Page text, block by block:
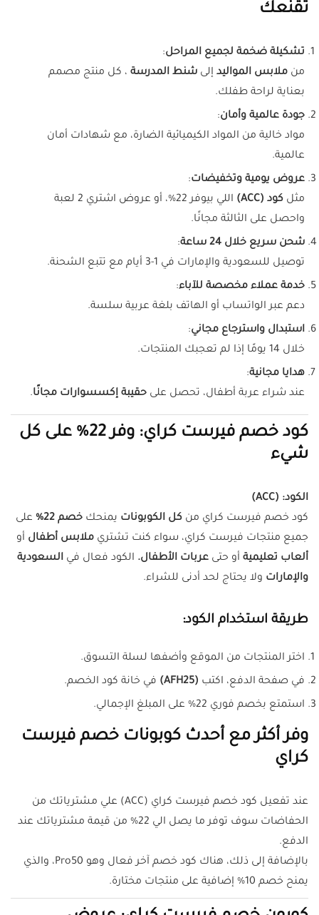
تقنعك
تشكيلة ضخمة لجميع المراحل:
من ملابس المواليد إلى شنط المدرسة ، كل منتج مصمم
بعناية لراحة طفلك.
جودة عالمية وأمان:
مواد خالية من المواد الكيميائية الضارة، مع شهادات أمان
عالمية.
عروض يومية وتخفيضات:
مثل كود (ACC)
اللي بيوفر 22%، أو عروض اشتري 2 لعبة
واحصل على الثالثة مجانًا.
شحن سريع خلال 24 ساعة
:
توصيل للسعودية والإمارات في 1-3 أيام مع تتبع الشحنة.
خدمة عملاء مخصصة للآباء:
دعم عبر الواتساب أو الهاتف بلغة عربية سلسة.
استبدال واسترجاع مجاني:
خلال 14 يومًا إذا لم تعجبك المنتجات.
هدايا مجانية:
عند شراء عربة أطفال، تحصل على حقيبة إكسسوارات مجانًا.
كود خصم فيرست كراي: وفر 22% على كل
شيء
الكود: (ACC)
كود خصم فيرست كراي من كل الكوبونات يمنحك خصم 22%
على
جميع منتجات فيرست كراي، سواء كنت تشتري ملابس أطفال أو
ألعاب تعليمية أو حتى عربات الأطفال. الكود فعال في السعودية
والإمارات ولا يحتاج لحد أدنى للشراء.
طريقة استخدام الكود:
اختر المنتجات من الموقع وأضفها لسلة التسوق.
في صفحة الدفع، اكتب (AFH25) في خانة كود الخصم.
استمتع بخصم فوري 22% على المبلغ الإجمالي.
وفر أكثر مع أحدث كوبونات خصم فيرست
كراي
عند تفعيل كود خصم فيرست كراي (ACC)
علي مشترياتك من
الحفاضات سوف توفر ما يصل الي 22% من قيمة مشترياتك عند
الدفع.
بالإضافة إلى ذلك، هناك كود خصم آخر فعال وهو Pro50، والذي
يمنح خصم 10% إضافية على منتجات مختارة.